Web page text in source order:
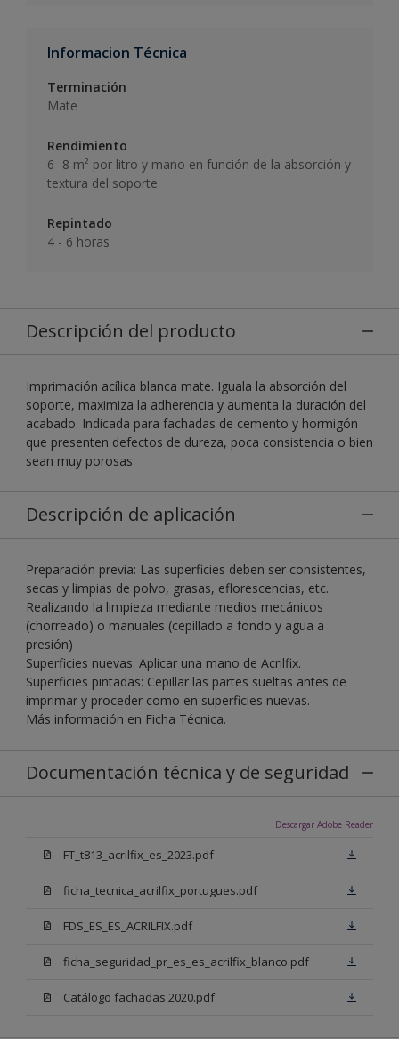
Informacion Técnica
Terminación
Mate
Rendimiento
6 -8 m² por litro y mano en función de la absorción y
textura del soporte.
Repintado
4 - 6 horas
Descripción del producto
Imprimación acílica blanca mate. Iguala la absorción del
soporte, maximiza la adherencia y aumenta la duración del
acabado. Indicada para fachadas de cemento y hormigón
que presenten defectos de dureza, poca consistencia o bien
sean muy porosas.
Descripción de aplicación
Preparación previa: Las superficies deben ser consistentes,
secas y limpias de polvo, grasas, eflorescencias, etc.
Realizando la limpieza mediante medios mecánicos
(chorreado) o manuales (cepillado a fondo y agua a
presión)
Superficies nuevas: Aplicar una mano de Acrilfix.
Superficies pintadas: Cepillar las partes sueltas antes de
imprimar y proceder como en superficies nuevas.
Más información en Ficha Técnica.
Documentación técnica y de seguridad
Descargar Adobe Reader
FT_t813_acrilfix_es_2023.pdf
ficha_tecnica_acrilfix_portugues.pdf
FDS_ES_ES_ACRILFIX.pdf
ficha_seguridad_pr_es_es_acrilfix_blanco.pdf
Catálogo fachadas 2020.pdf